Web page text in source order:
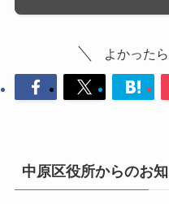
よかった
中原区役所からのお